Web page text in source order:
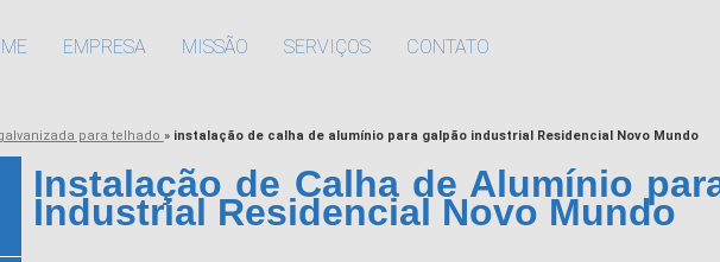
EMPRESA MISSÃO SERVIÇOS CONTATO
para telhado » instalação de calha de alumínio para galpão industrial Residencial Novo Mundo
Instalação de Calha de Alumínio
Industrial Residencial Novo Mundo